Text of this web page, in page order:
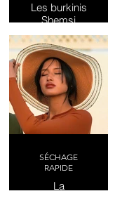
Les burkinis
Shemsi
Swimwear
se
distinguent
par leur
modernité
SÉCHAGE
RAPIDE
La